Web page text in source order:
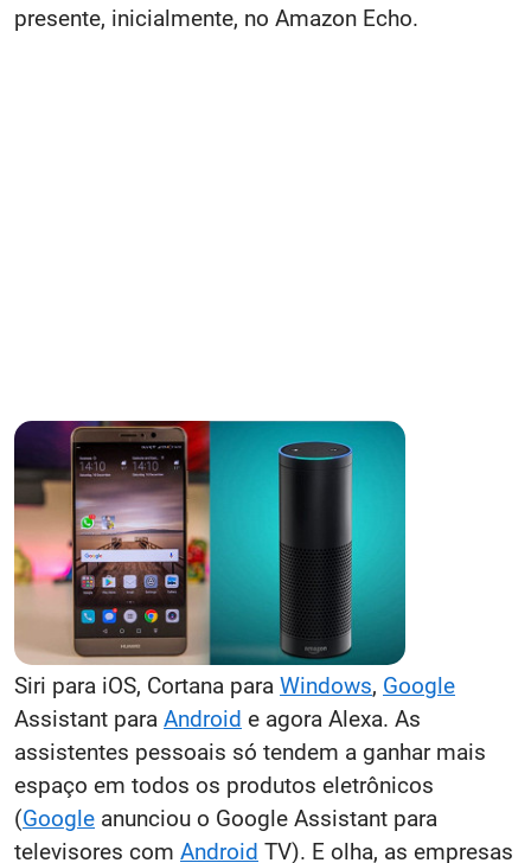
presente, inicialmente, no Amazon Echo.
Siri para iOS, Cortana para Windows, Google
Assistant para Android e agora Alexa. As
assistentes pessoais só tendem a ganhar mais
espaço em todos os produtos eletrônicos
(Google anunciou o Google Assistant para
televisores com Android TV). E olha, as empresas